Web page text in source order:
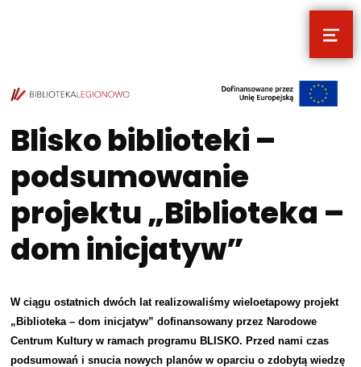
POCZYTALNIA – NOWE MIEJSCE NA
TWOJE NOWE MIEJSCE NA TWOJE KULTURALNE EKSPLORACJE
Blisko biblioteki –
podsumowanie
projektu „Biblioteka –
dom inicjatyw”
W ciągu ostatnich dwóch lat realizowaliśmy wieloetapowy projekt
„Biblioteka – dom inicjatyw” dofinansowany przez Narodowe
Centrum Kultury w ramach programu BLISKO. Przed nami czas
podsumowań i snucia nowych planów w oparciu o zdobytą wiedzę